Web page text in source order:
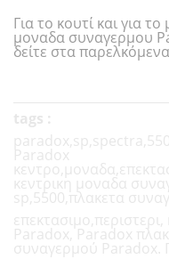
Για το κουτί και για
μοναδα συναγερμου
δείτε στα
tags :
Paradox
κεντρικη μοναδα
sp,5500,πλακετα
Paradox, Paradox
συναγερμού Paradox.